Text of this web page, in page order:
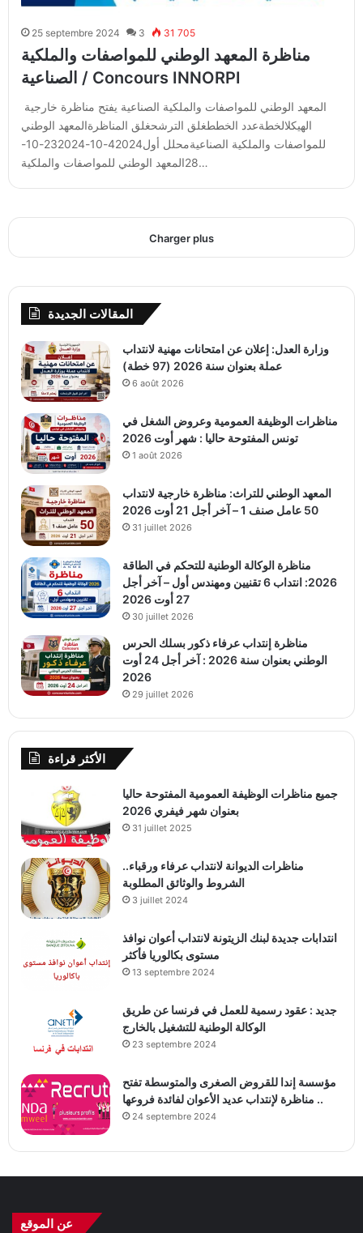
25 septembre 2024 3 31 705
مناظرة المعهد الوطني للمواصفات والملكية
الصناعية / Concours INNORPI
المعهد الوطني للمواصفات والملكية الصناعية يفتح مناظرة خارجية
الهيكلالخطةعدد الخططغلق الترشحغلق المناظرةالمعهد الوطني
للمواصفات والملكية الصناعيةمحلل أول42024-10-232024-10-
28المعهد الوطني للمواصفات والملكية…
Charger plus
المقالات الجديدة
وزارة العدل: إعلان عن امتحانات مهنية لانتداب
عملة بعنوان سنة 2026 (97 خطة)
6 août 2026
مناظرات الوظيفة العمومية وعروض الشغل في
تونس المفتوحة حاليا : شهر أوت 2026
1 août 2026
المعهد الوطني للتراث: مناظرة خارجية لانتداب
50 عامل صنف 1 – آخر أجل 21 أوت 2026
31 juillet 2026
مناظرة الوكالة الوطنية للتحكم في الطاقة
2026: انتداب 6 تقنيين ومهندس أول – آخر أجل
27 أوت 2026
30 juillet 2026
مناظرة إنتداب عرفاء ذكور بسلك الحرس
الوطني بعنوان سنة 2026 : آخر أجل 24 أوت
2026
29 juillet 2026
الأكثر قراءة
جميع مناظرات الوظيفة العمومية المفتوحة حاليا
بعنوان شهر فيفري 2026
31 juillet 2025
مناظرات الديوانة لانتداب عرفاء ورقباء..
الشروط والوثائق المطلوبة
3 juillet 2024
انتدابات جديدة لبنك الزيتونة لانتداب أعوان نوافذ
مستوى بكالوريا فأكثر
13 septembre 2024
جديد : عقود رسمية للعمل في فرنسا عن طريق
الوكالة الوطنية للتشغيل بالخارج
23 septembre 2024
مؤسسة إندا للقروض الصغرى والمتوسطة تفتح
مناظرة لإنتداب عديد الأعوان لفائدة فروعها ..
24 septembre 2024
عن الموقع